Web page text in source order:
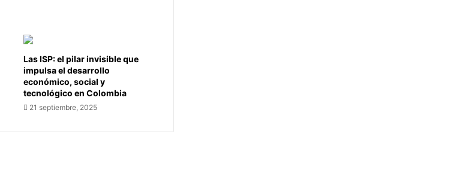
Las ISP: el pilar invisible que
impulsa el desarrollo
económico, social y
tecnológico en Colombia
21 septiembre, 2025